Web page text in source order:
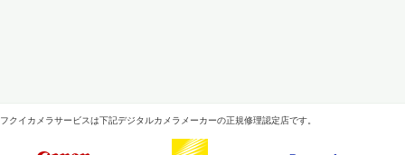
フクイカメラサービスは下記デジタルカメラメーカーの正規修理認定店です。